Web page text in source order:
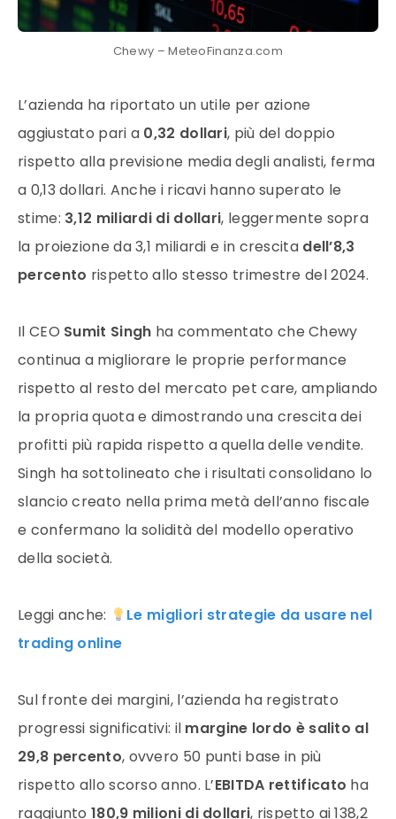
Chewy – MeteoFinanza.com
L’azienda ha riportato un utile per azione
aggiustato pari a 0,32 dollari, più del doppio
rispetto alla previsione media degli analisti, ferma
a 0,13 dollari. Anche i ricavi hanno superato le
stime: 3,12 miliardi di dollari, leggermente sopra
la proiezione da 3,1 miliardi e in crescita dell’8,3
percento rispetto allo stesso trimestre del 2024.
Il CEO Sumit Singh ha commentato che Chewy
continua a migliorare le proprie performance
rispetto al resto del mercato pet care, ampliando
la propria quota e dimostrando una crescita dei
profitti più rapida rispetto a quella delle vendite.
Singh ha sottolineato che i risultati consolidano lo
slancio creato nella prima metà dell’anno fiscale
e confermano la solidità del modello operativo
della società.
Leggi anche:
Le migliori strategie da usare nel
trading online
Sul fronte dei margini, l’azienda ha registrato
progressi significativi: il margine lordo è salito al
29,8 percento, ovvero 50 punti base in più
rispetto allo scorso anno. L’EBITDA rettificato ha
raggiunto180,9 milioni di dollari, rispetto ai 138,2